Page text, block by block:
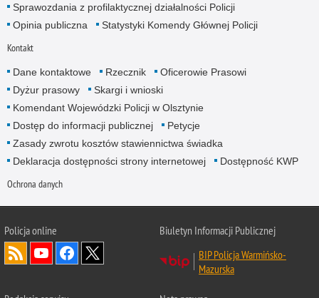
Sprawozdania z profilaktycznej działalności Policji
Opinia publiczna
Statystyki Komendy Głównej Policji
Kontakt
Dane kontaktowe Rzecznik
Oficerowie Prasowi
Dyżur prasowy
Skargi i wnioski
Komendant Wojewódzki Policji w Olsztynie
Dostęp do informacji publicznej
Petycje
Zasady zwrotu kosztów stawiennictwa świadka
Deklaracja dostępności strony internetowej
Dostępność KWP
Ochrona danych
Policja online
Biuletyn Informacji Publicznej
BIP Policja Warmińsko-
Mazurska